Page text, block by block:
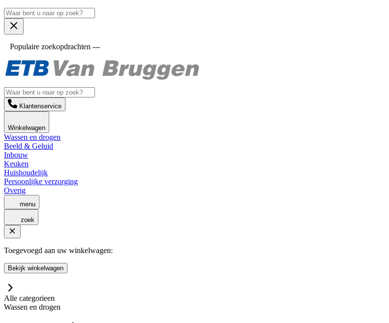
Populaire zoekopdrachten ---
Klantenservice
Winkelwagen
Wassen en drogen
Beeld & Geluid
Inbouw
Keuken
Huishoudelijk
Persoonlijke verzorging
Overig
menu
zoek
Toegevoegd aan uw winkelwagen:
Bekijk winkelwagen
Alle categorieen
Wassen en drogen